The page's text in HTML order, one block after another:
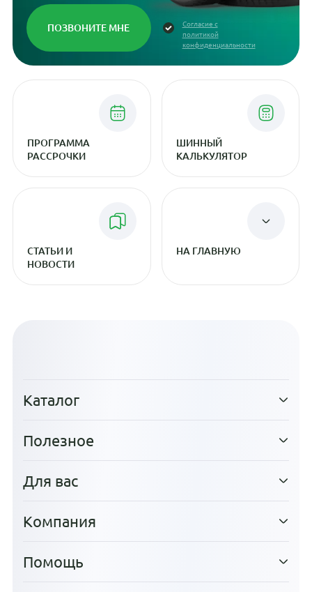
Согласие с
политикой
конфиденциальности
ПРОГРАММА
РАССРОЧКИ
ШИННЫЙ
КАЛЬКУЛЯТОР
СТАТЬИ И
НОВОСТИ
НА ГЛАВНУЮ
Каталог
Полезное
Для вас
Компания
Помощь